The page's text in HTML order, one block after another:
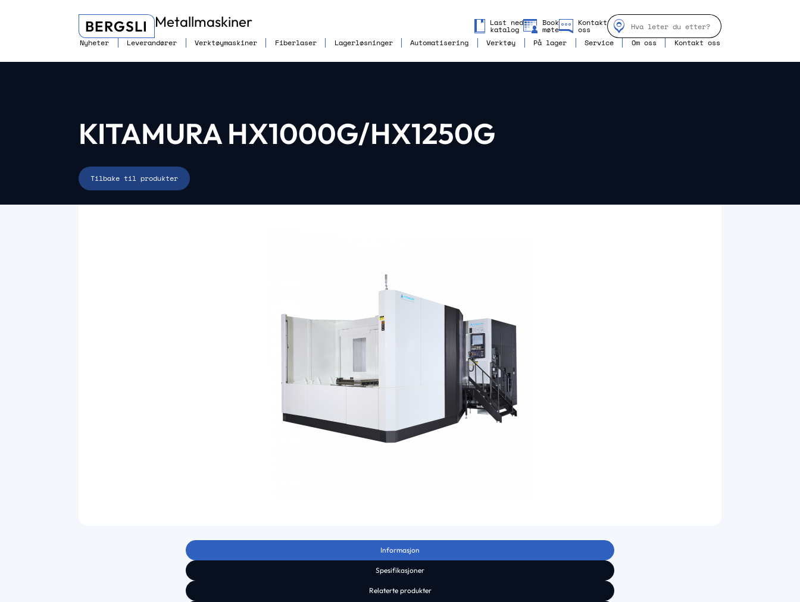
BERGSLI Metallmaskiner Last ned
katalog
Book
møte
Kontakt
oss
Nyheter
Leverandører Verktøymaskiner Fiberlaser Lagerløsninger Automatisering Verktøy På lager Service Om oss Kontakt oss
KITAMURA HX1000G/HX1250G
Tilbake til produkter
Informasjon
Spesifikasjoner
Relaterte produkter